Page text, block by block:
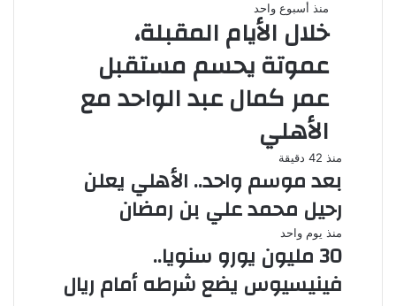
منذ أسبوع واحد
خلال الأيام المقبلة،
عموتة يحسم مستقبل
عمر كمال عبد الواحد مع
الأهلي
منذ 42 دقيقة
بعد موسم واحد.. الأهلي يعلن
رحيل محمد علي بن رمضان
منذ يوم واحد
30 مليون يورو سنويا..
فينيسيوس يضع شرطه أمام ريال